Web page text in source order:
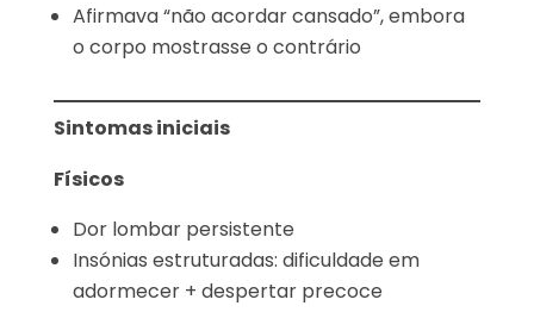
Afirmava “não acordar cansado”, embora
o corpo mostrasse o contrário
Sintomas iniciais
Físicos
Dor lombar persistente
Insónias estruturadas: dificuldade em
adormecer + despertar precoce